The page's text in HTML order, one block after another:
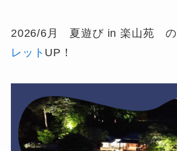
2026/6月 夏遊び in 楽山苑 の
レット UP！